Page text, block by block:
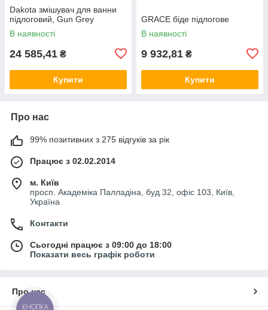
Dakota змішувач для ванни
підлоговий, Gun Grey
В наявності
24 585,41 ₴
Купити
GRACE біде підлогове
В наявності
9 932,81 ₴
Купити
Про нас
99% позитивних з 275 відгуків за рік
Працює з 02.02.2014
м. Київ
просп. Академіка Палладіна, буд 32, офіс 103, Київ,
Україна
Контакти
Сьогодні працює з 09:00 до 18:00
Показати весь графік роботи
Про нас
КНОПКА